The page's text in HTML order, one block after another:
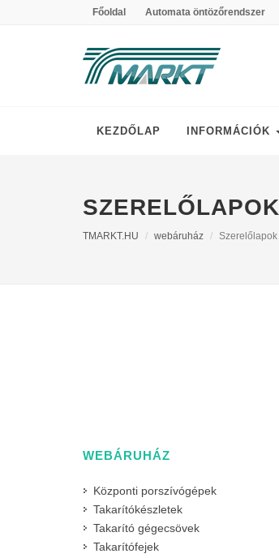
Főoldal Automata öntözőrendszer
KEZDŐLAP INFORMÁCIÓK
SZERELŐLAPOK
TMARKT.HU webáruház Szerelőlapok
WEBÁRUHÁZ
Központi porszívógépek
Takarítókészletek
Takarító gégecsövek
Takarítófejek